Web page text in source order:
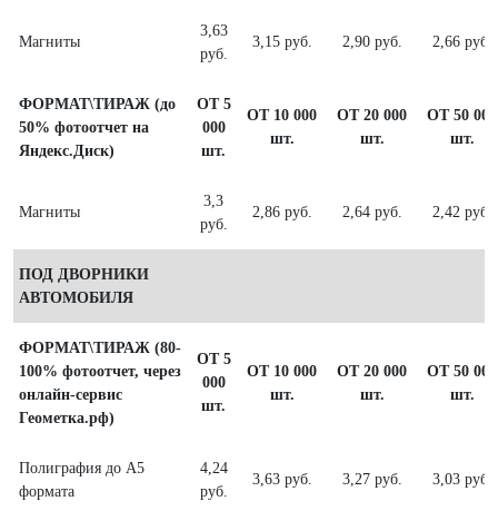
Магниты
3,63
руб.
3,15 руб. 2,90 руб. 2,66 руб.
ФОРМАТ\ТИРАЖ (до
50% фотоотчет на
Яндекс.Диск)
ОТ 5
000
шт.
ОТ 10 000
шт.
ОТ 20 000
шт.
ОТ 50 000
шт.
Магниты
3,3
руб.
2,86 руб. 2,64 руб. 2,42 руб.
ПОД ДВОРНИКИ
АВТОМОБИЛЯ
ФОРМАТ\ТИРАЖ (80-
100% фотоотчет, через
онлайн-сервис
Геометка.рф)
ОТ 5
000
шт.
ОТ 10 000
шт.
ОТ 20 000
шт.
ОТ 50 000
шт.
Полиграфия до А5
формата
4,24
руб.
3,63 руб. 3,27 руб. 3,03 руб.